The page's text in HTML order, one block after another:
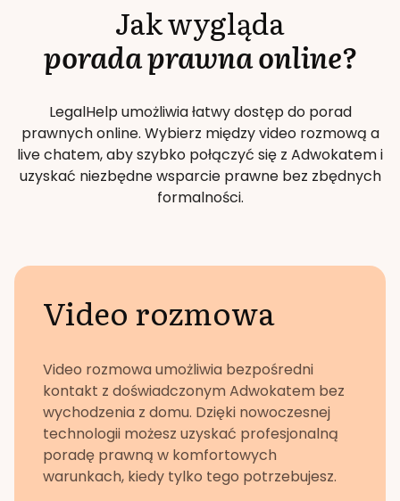
Jak wygląda
porada prawna online?
LegalHelp umożliwia łatwy dostęp do porad
prawnych online. Wybierz między video rozmową a
live chatem, aby szybko połączyć się z Adwokatem i
uzyskać niezbędne wsparcie prawne bez zbędnych
formalności.
Video rozmowa
Video rozmowa umożliwia bezpośredni
kontakt z doświadczonym Adwokatem bez
wychodzenia z domu. Dzięki nowoczesnej
technologii możesz uzyskać profesjonalną
poradę prawną w komfortowych
warunkach, kiedy tylko tego potrzebujesz.